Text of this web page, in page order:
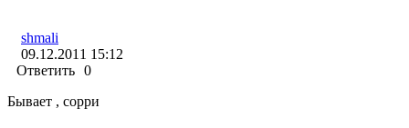
shmali
09.12.2011 15:12
Ответить 0
Бывает , сорри